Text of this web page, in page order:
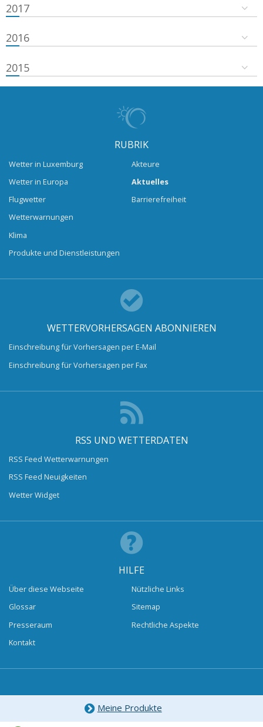
2017
2016
2015
RUBRIK
Wetter in Luxemburg
Wetter in Europa
Flugwetter
Wetterwarnungen
Klima
Produkte und Dienstleistungen
Akteure
Aktuelles
Barrierefreiheit
WETTERVORHERSAGEN ABONNIEREN
Einschreibung für Vorhersagen per E-Mail
Einschreibung für Vorhersagen per Fax
RSS UND WETTERDATEN
RSS Feed Wetterwarnungen
RSS Feed Neuigkeiten
Wetter Widget
HILFE
Über diese Webseite
Glossar
Presseraum
Kontakt
Nützliche Links
Sitemap
Rechtliche Aspekte
Meine Produkte